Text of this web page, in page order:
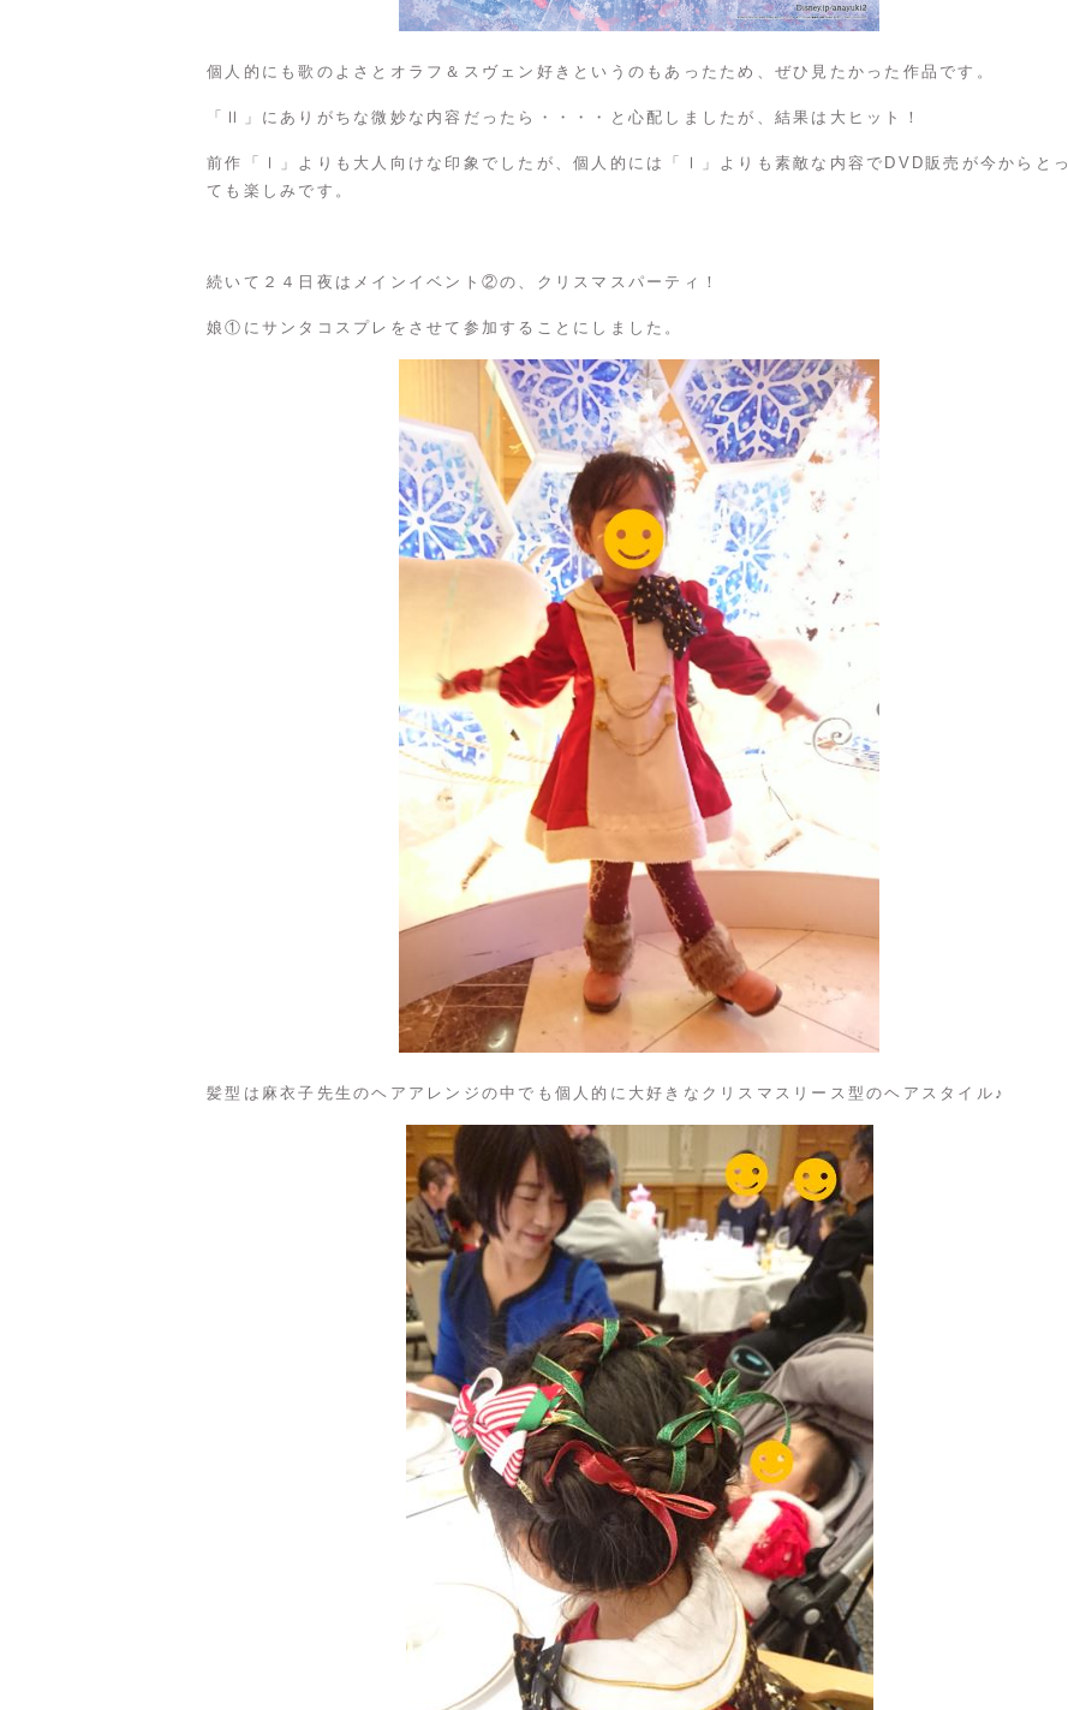
個人的にも歌のよさとオラフ＆スヴェン好きというのもあったため、ぜひ見たかった作品です。
「Ⅱ」にありがちな微妙な内容だったら・・・・と心配しましたが、結果は大ヒット！
前作「Ⅰ」よりも大人向けな印象でしたが、個人的には「Ⅰ」よりも素敵な内容でDVD販売が今からとっ
ても楽しみです。
続いて２４日夜はメインイベント②の、クリスマスパーティ！
娘①にサンタコスプレをさせて参加することにしました。
髪型は麻衣子先生のヘアアレンジの中でも個人的に大好きなクリスマスリース型のヘアスタイル♪